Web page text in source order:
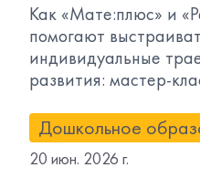
Как «Мате:плюс» и
помогают
индивидуальные
развития: мастер-
Дошкольное
20 июн. 2026 г.